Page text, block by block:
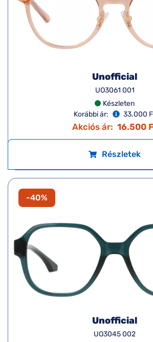
Unofficial
UO3061 001
Készleten
Korábbi ár:
33.000
Akciós ár: 16.500
Részletek
-40%
Unofficial
UO3045 002